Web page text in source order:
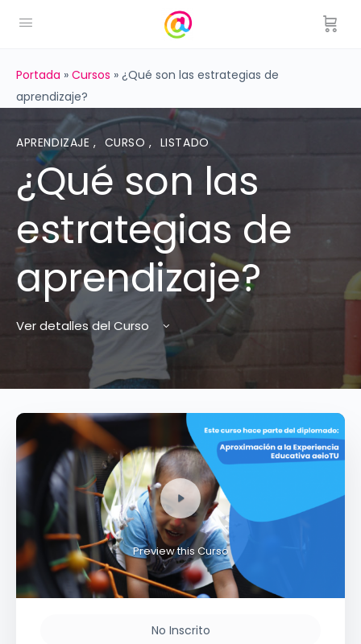
Portada » Cursos » ¿Qué son las estrategias de
aprendizaje?
APRENDIZAJE, CURSO, LISTADO
¿Qué son las
estrategias de
aprendizaje?
Ver detalles del Curso
Preview this Curso
No Inscrito